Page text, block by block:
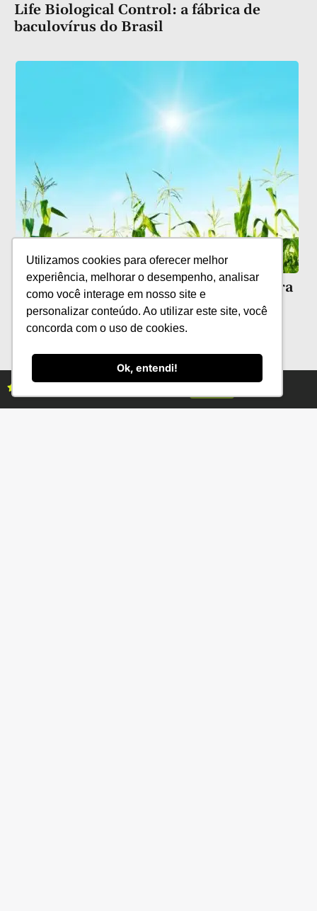
Utilizamos cookies para oferecer melhor
experiência, melhorar o desempenho, analisar
como você interage em nosso site e
personalizar conteúdo. Ao utilizar este site, você
concorda com o uso de cookies.
Ok, entendi!
Life Biological Control: a fábrica de
baculovírus do Brasil
Planejamento: melhor estratégia contra
os extremos climáticos